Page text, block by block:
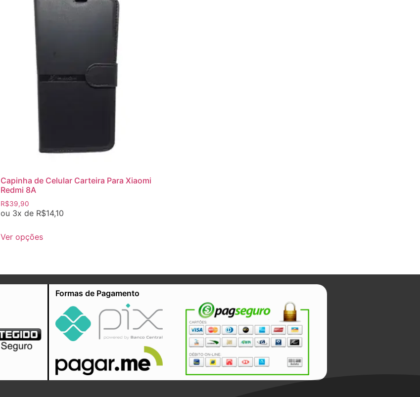
Capinha de Celular Carteira Para Xiaomi
Redmi 8A
R$39,90
ou 3x de R$14,10
Ver opções
Formas de Pagamento